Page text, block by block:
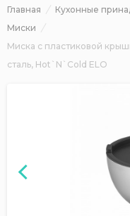
Главная Кухонные
Миски
Миска с пластиковой
сталь, Hot`N`Cold ELO